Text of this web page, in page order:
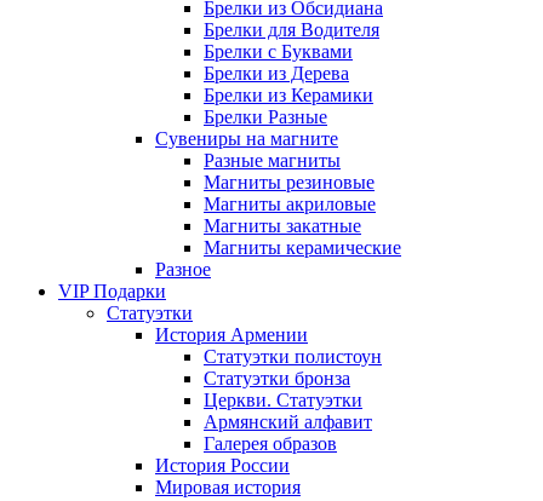
Брелки из Обсидиана
Брелки для Водителя
Брелки с Буквами
Брелки из Дерева
Брелки из Керамики
Брелки Разные
Сувениры на магните
Разные магниты
Магниты резиновые
Магниты акриловые
Магниты закатные
Магниты керамические
Разное
VIP Подарки
Статуэтки
История Армении
Статуэтки полистоун
Статуэтки бронза
Церкви. Статуэтки
Армянский алфавит
Галерея образов
История России
Мировая история